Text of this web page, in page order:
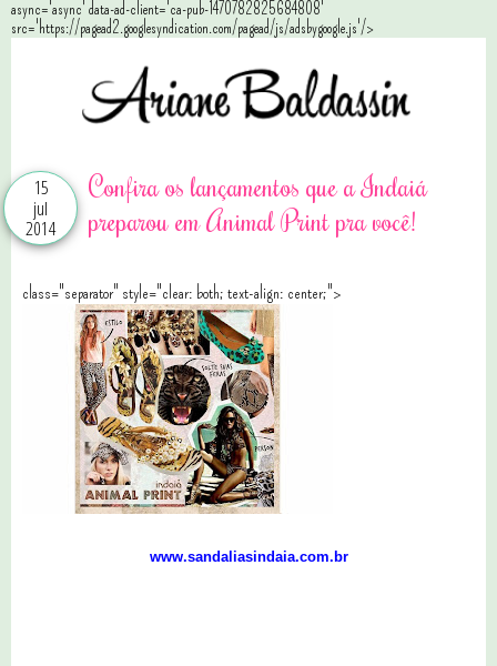
async='async' data-ad-client='ca-pub-1470782825684808'
src='https://pagead2.googlesyndication.com/pagead/js/adsbygoogle.js'/>
15
jul
2014
Confira os lançamentos que a Indaiá
preparou em Animal Print pra você!
class="separator" style="clear: both; text-align: center;">
www.sandaliasindaia.com.br